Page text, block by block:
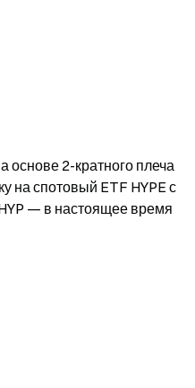
основе 2-кратного плеча
на спотовый ETF HYPE с
— в настоящее время